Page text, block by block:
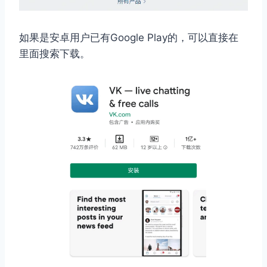
如果是安卓用户已有Google Play的，可以直接在
里面搜索下载。